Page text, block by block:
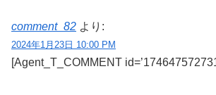
comment_82 より:
2024年1月23日 10:00 PM
[Agent_T_COMMENT